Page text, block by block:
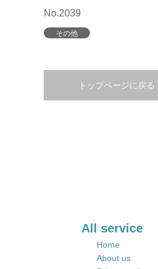
No.2039
その他
トップページに戻る
All service
Home
About us